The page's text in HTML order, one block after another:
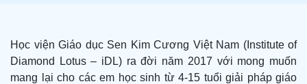
Học viện Giáo dục Sen Kim Cương Việt Nam (Institute of
Diamond Lotus – iDL) ra đời năm 2017 với mong muốn
mang lại cho các em học sinh từ 4-15 tuổi giải pháp giáo